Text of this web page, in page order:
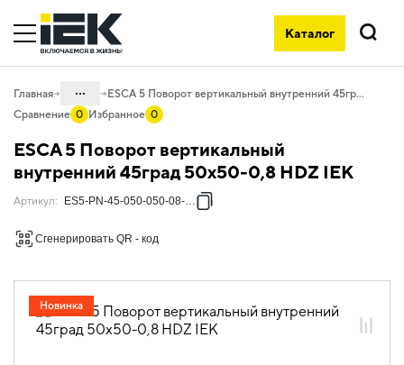
Каталог
Поиск
Главная ...
05. Системы для прокладки кабеля
05.04 Кабельные лотки и аксессуары
металлических
листовых ESCA
05.04.04.03.01 Аксессуары ломаные
для лотков листовых ESCA L
ESCA 5 Поворот вертикальный внутренний 45град 50х50-0,8 HDZ IEK
Сравнение 0 Избранное 0
ESCA 5 Поворот вертикальный
внутренний 45град 50х50-0,8 HDZ IEK
Новинка
Артикул: ES5-PN-45-050-050-08-HDZ
Сгенерировать QR - код